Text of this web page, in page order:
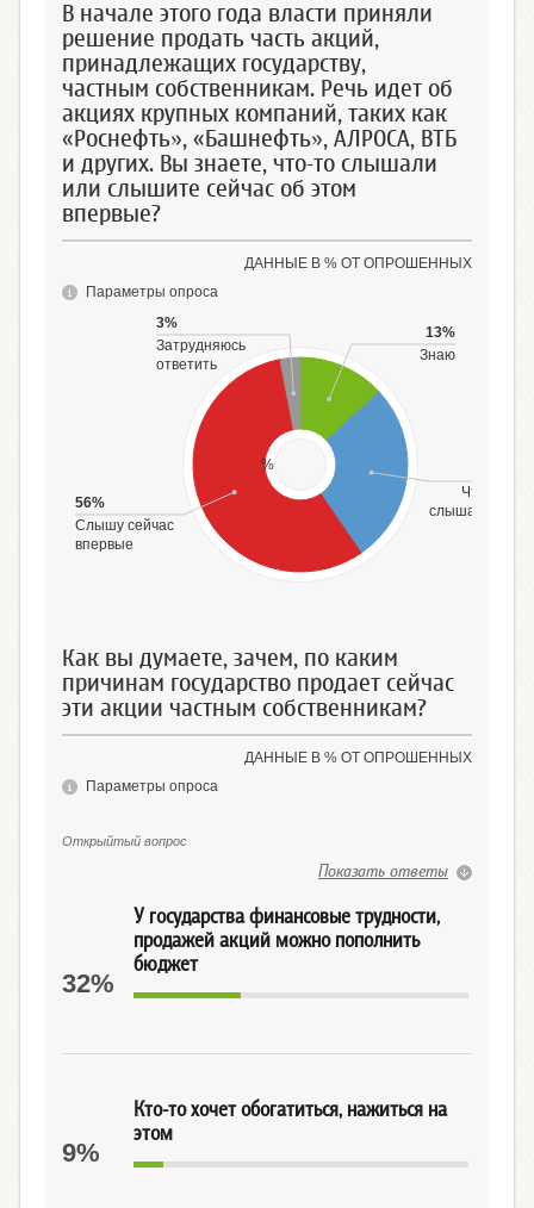
В начале этого года власти приняли
решение продать часть акций,
принадлежащих государству,
частным собственникам. Речь идет об
акциях крупных компаний, таких как
«Роснефть», «Башнефть», АЛРОСА, ВТБ
и других. Вы знаете, что-то слышали
или слышите сейчас об этом
впервые?
ДАННЫЕ В % ОТ ОПРОШЕННЫХ
Параметры опроса
%
13%
Знаю
Что-то
слышал(-а)
56%
Слышу сейчас
впервые
3%
Затрудняюсь
ответить
Как вы думаете, зачем, по каким
причинам государство продает сейчас
эти акции частным собственникам?
ДАННЫЕ В % ОТ ОПРОШЕННЫХ
Параметры опроса
Открыйтый вопрос
Показать ответы
У государства финансовые трудности,
продажей акций можно пополнить
бюджет
32%
Кто-то хочет обогатиться, нажиться на
этом
9%